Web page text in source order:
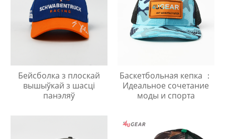
Бейсболка з плоскай
вышыўкай з шасці
панэляў
Баскетбольная кепка ：
Идеальное сочетание
моды и спорта